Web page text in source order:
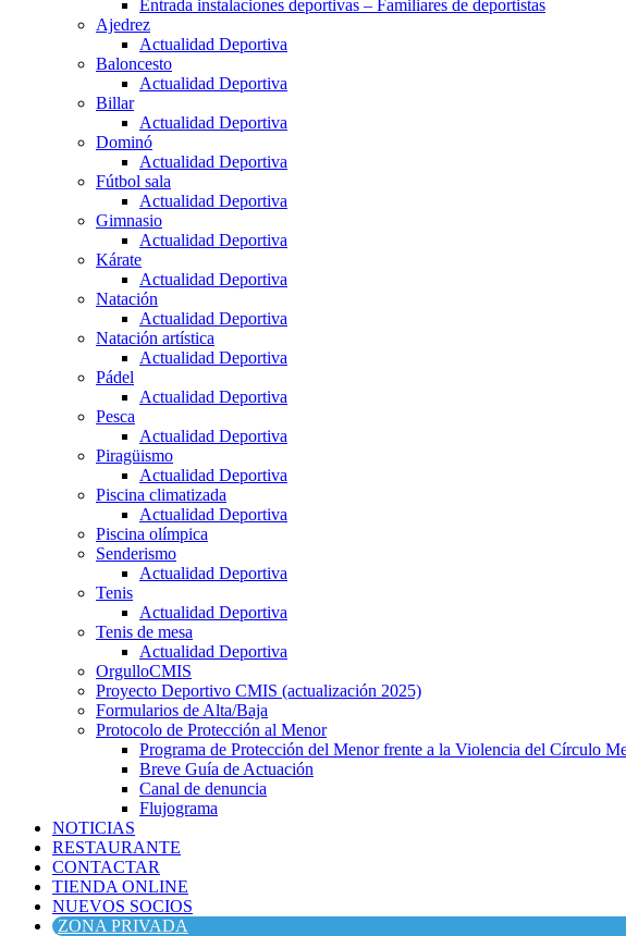
Entrada instalaciones deportivas – Familiares de deportistas
Ajedrez
Actualidad Deportiva
Baloncesto
Actualidad Deportiva
Billar
Actualidad Deportiva
Dominó
Actualidad Deportiva
Fútbol sala
Actualidad Deportiva
Gimnasio
Actualidad Deportiva
Kárate
Actualidad Deportiva
Natación
Actualidad Deportiva
Natación artística
Actualidad Deportiva
Pádel
Actualidad Deportiva
Pesca
Actualidad Deportiva
Piragüismo
Actualidad Deportiva
Piscina climatizada
Actualidad Deportiva
Piscina olímpica
Senderismo
Actualidad Deportiva
Tenis
Actualidad Deportiva
Tenis de mesa
Actualidad Deportiva
OrgulloCMIS
Proyecto Deportivo CMIS (actualización 2025)
Formularios de Alta/Baja
Protocolo de Protección al Menor
Programa de Protección del Menor frente a la Violencia del Círculo
Breve Guía de Actuación
Canal de denuncia
Flujograma
NOTICIAS
RESTAURANTE
CONTACTAR
TIENDA ONLINE
NUEVOS SOCIOS
ZONA PRIVADA